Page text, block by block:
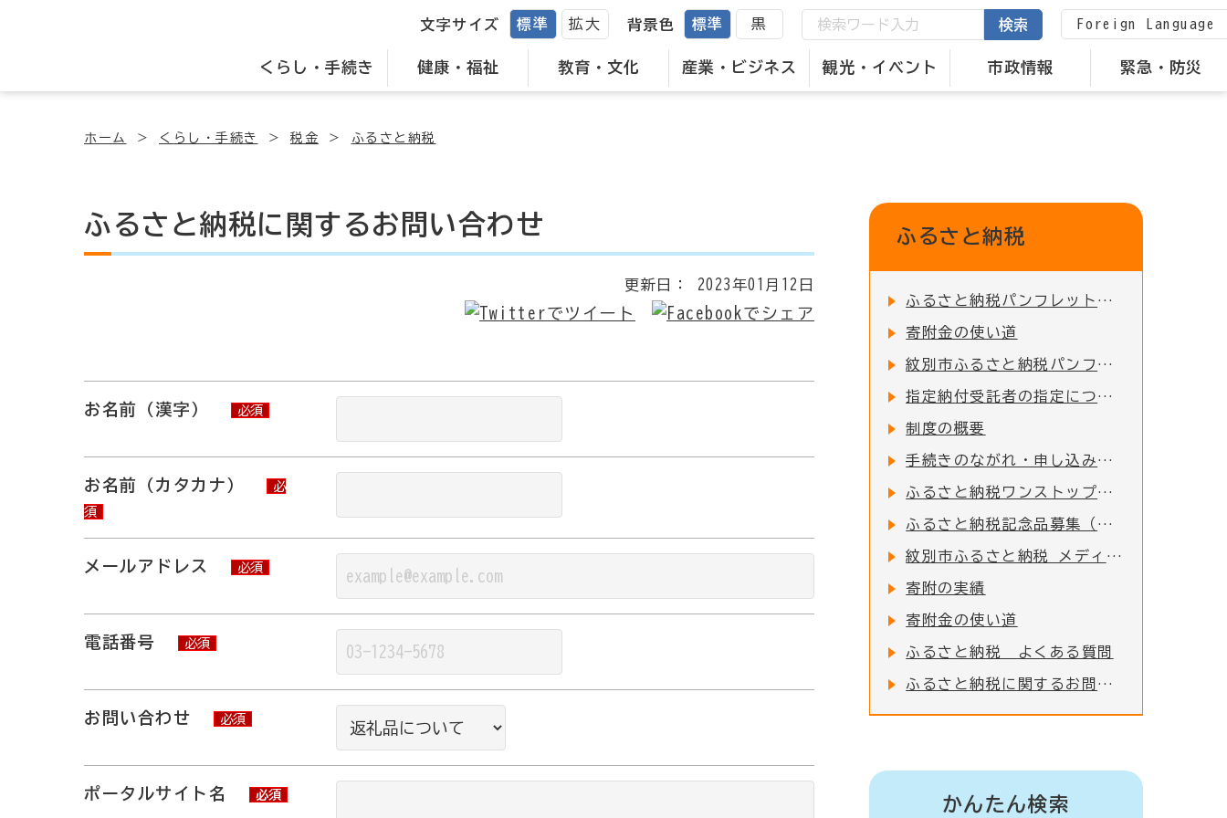
くらし・手続き 健康・福祉 教育・文化 産業・ビジネス 観光・イベント 市政情報 緊急・防災
文字サイズ 標準 拡大 背景色 標準 黒 検索 Foreign Language
ホーム くらし・手続き 税金 ふるさと納税
ふるさと納税に関するお問い合わせ
更新日： 2023年01月12日
お名前（漢字） 必須
お名前（カタカナ）
必
須
メールアドレス 必須
電話番号 必須
お問い合わせ 必須
ポータルサイト名 必須
ふるさと納税
ふるさと納税パンフレット作成等業務受託者選定に係る公募型プロポーザルの実施について（企画調整課ふるさと納税係）
寄附金の使い道
紋別市ふるさと納税パンフレット
指定納付受託者の指定について
制度の概要
手続きのながれ・申し込み方法
ふるさと納税ワンストップ特例制度
ふるさと納税記念品募集（事業者様向け）
紋別市ふるさと納税 メディア掲載情報一覧
寄附の実績
寄附金の使い道
ふるさと納税 よくある質問
ふるさと納税に関するお問い合わせ
かんたん検索